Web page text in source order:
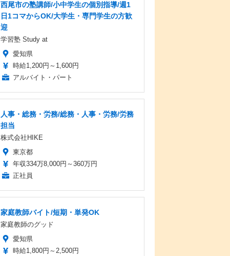
西尾市の塾講師/小中学生の個別指導/週1
日1コマからOK/大学生・専門学生の方歓
迎
学習塾 Study at
愛知県
時給1,200円～1,600円
アルバイト・パート
人事・総務・労務/総務・人事・労務/労務
担当
株式会社HIKE
東京都
年収334万8,000円～360万円
正社員
家庭教師バイト/短期・単発OK
家庭教師のグッド
愛知県
時給1,800円～2,500円